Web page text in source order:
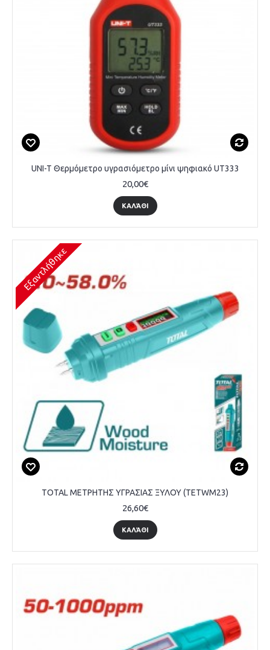
UNI-T Θερμόμετρο υγρασιόμετρο μίνι ψηφιακό UT333
20,00€
ΚΑΛΆΘΙ
Εξαντλήθηκε
TOTAL ΜΕΤΡΗΤΗΣ ΥΓΡΑΣΙΑΣ ΞΥΛΟΥ (TETWM23)
26,60€
ΚΑΛΆΘΙ